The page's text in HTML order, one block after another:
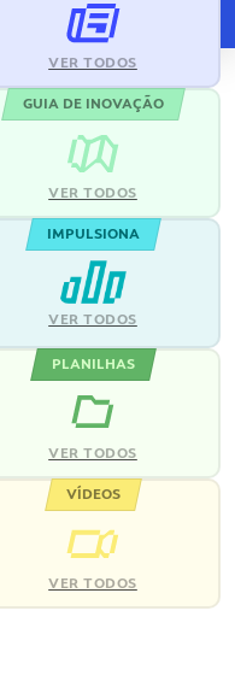
VER TODOS
GUIA DE INOVAÇÃO
VER TODOS
IMPULSIONA
VER TODOS
PLANILHAS
VER TODOS
VÍDEOS
VER TODOS